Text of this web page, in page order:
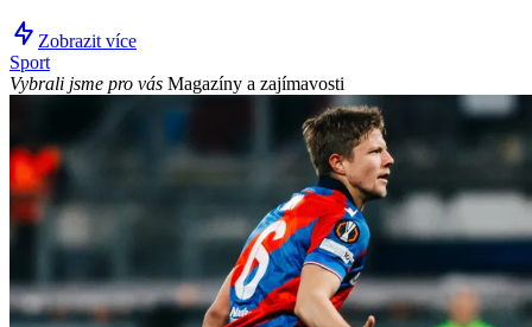
Zobrazit více
Sport
Vybrali jsme pro vás Magazíny a zajímavosti